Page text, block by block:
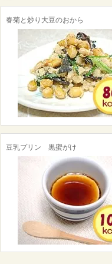
春菊と炒り大豆のおから
豆乳プリン 黒蜜がけ